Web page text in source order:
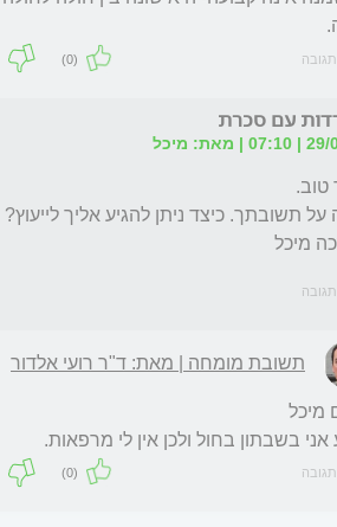
תגובה (0)
עם סכרת
מיכל
מיכל
תגובה
תשובת מומחה | מאת: ד"ר רועי אלדור
אני בשבתון בחול ולכן אין לי מרפאות.
תגובה (0)